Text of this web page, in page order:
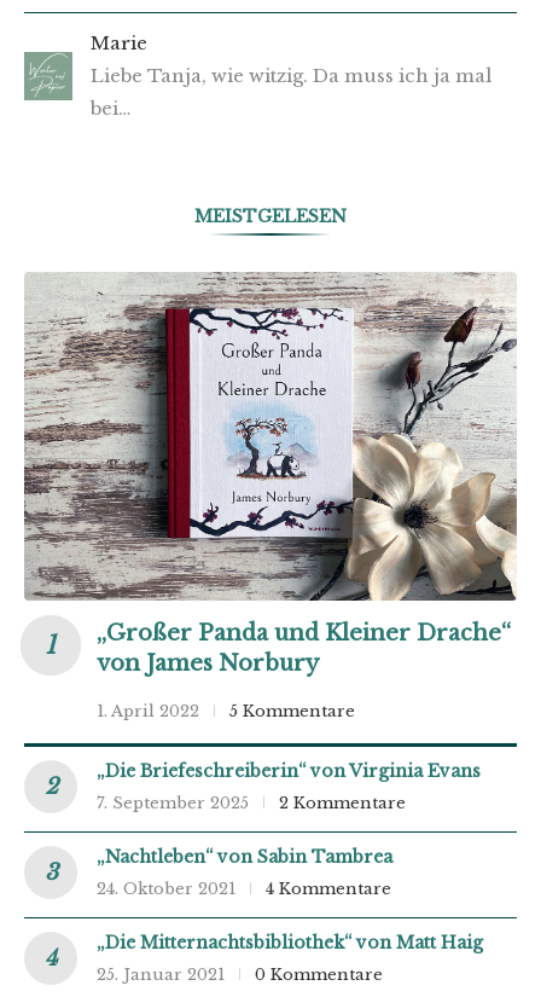
Marie
Liebe Tanja, wie witzig. Da muss ich ja mal
bei…
MEISTGELESEN
„Großer Panda und Kleiner Drache“
von James Norbury
1. April 2022 5 Kommentare
„Die Briefeschreiberin“ von Virginia Evans
7. September 2025 2 Kommentare
„Nachtleben“ von Sabin Tambrea
24. Oktober 2021 4 Kommentare
„Die Mitternachtsbibliothek“ von Matt Haig
25. Januar 2021 0 Kommentare